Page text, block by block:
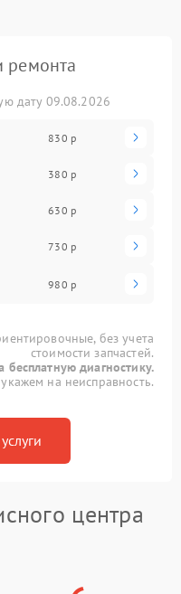
ремонта
дату 09.08.2026
830 р
380 р
630 р
730 р
980 р
без учета
стоимости запчастей.
бесплатную диагностику.
на неисправность.
центра